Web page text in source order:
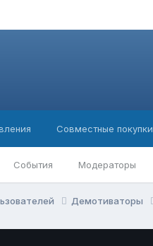
События Модераторы
Совместные покупки
Демотиваторы